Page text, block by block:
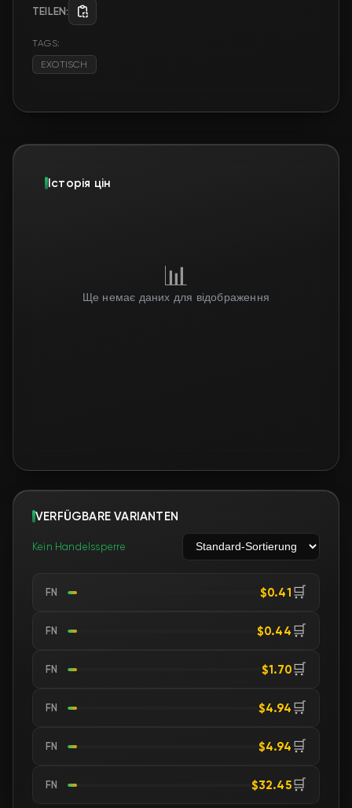
TEILEN:
TAGS:
EXOTISCH
Історія цін
📊
Ще немає даних для відображення
VERFÜGBARE VARIANTEN
Kein Handelssperre
FN $0.41 🛒
FN $0.44 🛒
FN $1.70🛒
FN $4.94 🛒
FN $4.94 🛒
FN $32.45🛒